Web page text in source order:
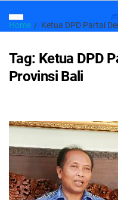
Home Ketua DPD Partai
Tag: Ketua DPD
Provinsi Bali